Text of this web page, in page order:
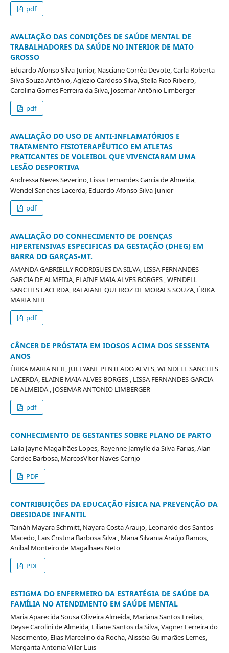
pdf
AVALIAÇÃO DAS CONDIÇÕES DE SAÚDE MENTAL DE
TRABALHADORES DA SAÚDE NO INTERIOR DE MATO
GROSSO
Eduardo Afonso Silva-Junior, Nasciane Corrêa Devote, Carla Roberta
Silva Souza Antônio, Aglezio Cardoso Silva, Stella Rico Ribeiro,
Carolina Gomes Ferreira da Silva, Josemar Antônio Limberger
pdf
AVALIAÇÃO DO USO DE ANTI-INFLAMATÓRIOS E
TRATAMENTO FISIOTERAPÊUTICO EM ATLETAS
PRATICANTES DE VOLEIBOL QUE VIVENCIARAM UMA
LESÃO DESPORTIVA
Andressa Neves Severino, Lissa Fernandes Garcia de Almeida,
Wendel Sanches Lacerda, Eduardo Afonso Silva-Junior
pdf
AVALIAÇÃO DO CONHECIMENTO DE DOENÇAS
HIPERTENSIVAS ESPECIFICAS DA GESTAÇÃO (DHEG) EM
BARRA DO GARÇAS-MT.
AMANDA GABRIELLY RODRIGUES DA SILVA, LISSA FERNANDES
GARCIA DE ALMEIDA, ELAINE MAIA ALVES BORGES , WENDELL
SANCHES LACERDA, RAFAIANE QUEIROZ DE MORAES SOUZA, ÉRIKA
MARIA NEIF
pdf
CÂNCER DE PRÓSTATA EM IDOSOS ACIMA DOS SESSENTA
ANOS
ÉRIKA MARIA NEIF, JULLYANE PENTEADO ALVES, WENDELL SANCHES
LACERDA, ELAINE MAIA ALVES BORGES , LISSA FERNANDES GARCIA
DE ALMEIDA , JOSEMAR ANTONIO LIMBERGER
pdf
CONHECIMENTO DE GESTANTES SOBRE PLANO DE PARTO
Laila Jayne Magalhães Lopes, Rayenne Jamylle da Silva Farias, Alan
Cardec Barbosa, MarcosVítor Naves Carrijo
PDF
CONTRIBUIÇÕES DA EDUCAÇÃO FÍSICA NA PREVENÇÃO DA
OBESIDADE INFANTIL
Taináh Mayara Schmitt, Nayara Costa Araujo, Leonardo dos Santos
Macedo, Lais Cristina Barbosa Silva , Maria Silvania Araújo Ramos,
Anibal Monteiro de Magalhaes Neto
PDF
ESTIGMA DO ENFERMEIRO DA ESTRATÉGIA DE SAÚDE DA
FAMÍLIA NO ATENDIMENTO EM SAÚDE MENTAL
Maria Aparecida Sousa Oliveira Almeida, Mariana Santos Freitas,
Deyse Carolini de Almeida, Liliane Santos da Silva, Vagner Ferreira do
Nascimento, Elias Marcelino da Rocha, Alisséia Guimarães Lemes,
Margarita Antonia Villar Luis